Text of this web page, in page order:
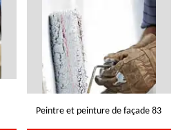
Peintre et peinture de façade 83